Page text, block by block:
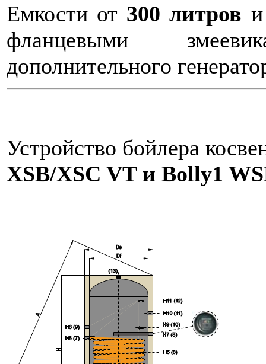
Емкости от 300 литров
фланцевыми
дополнительного
Устройство бойлера
XSB/XSC VT и Bolly1